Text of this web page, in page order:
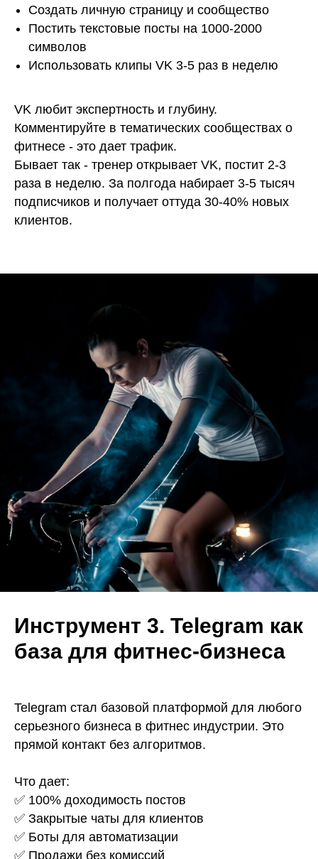
Создать личную страницу и сообщество
Постить текстовые посты на 1000-2000
символов
Использовать клипы VK 3-5 раз в неделю
VK любит экспертность и глубину.
Комментируйте в тематических сообществах о
фитнесе - это дает трафик.
Бывает так - тренер открывает VK, постит 2-3
раза в неделю. За полгода набирает 3-5 тысяч
подписчиков и получает оттуда 30-40% новых
клиентов.
Инструмент 3. Telegram как
база для фитнес-бизнеса
Telegram стал базовой платформой для любого
серьезного бизнеса в фитнес индустрии. Это
прямой контакт без алгоритмов.
Что дает:
✅ 100% доходимость постов
✅ Закрытые чаты для клиентов
✅ Боты для автоматизации
✅ Продажи без комиссий